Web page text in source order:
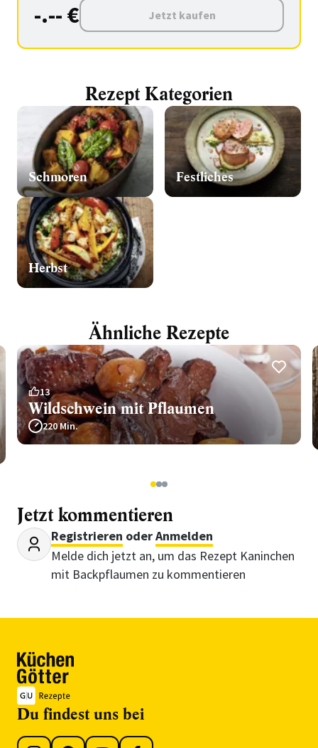
-.-- € Jetzt kaufen
Rezept Kategorien
Schmoren
Herbst
Festliches
Ähnliche Rezepte
13
Wildschwein mit Pflaumen
220 Min.
123
Jetzt kommentieren
Registrieren oderAnmelden
Melde dich jetzt an, um das Rezept Kaninchen
mit Backpflaumen zu kommentieren
Du findest uns bei